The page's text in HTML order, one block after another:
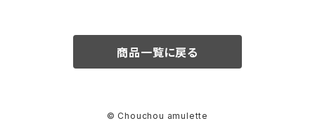
商品一覧に戻る
© Chouchou amulette